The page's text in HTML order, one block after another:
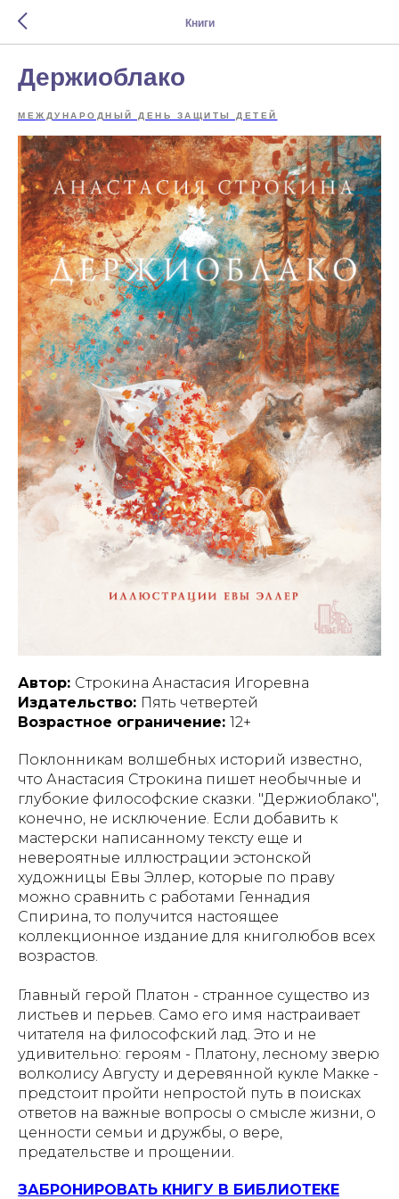
Книги
Держиоблако
МЕЖДУНАРОДНЫЙ ДЕНЬ ЗАЩИТЫ ДЕТЕЙ
Автор: Строкина Анастасия Игоревна
Издательство: Пять четвертей
Возрастное ограничение: 12+
Поклонникам волшебных историй известно,
что Анастасия Строкина пишет необычные и
глубокие философские сказки. "Держиоблако",
конечно, не исключение. Если добавить к
мастерски написанному тексту еще и
невероятные иллюстрации эстонской
художницы Евы Эллер, которые по праву
можно сравнить с работами Геннадия
Спирина, то получится настоящее
коллекционное издание для книголюбов всех
возрастов.
Главный герой Платон - странное существо из
листьев и перьев. Само его имя настраивает
читателя на философский лад. Это и не
удивительно: героям - Платону, лесному зверю
волколису Августу и деревянной кукле Макке -
предстоит пройти непростой путь в поисках
ответов на важные вопросы о смысле жизни, о
ценности семьи и дружбы, о вере,
предательстве и прощении.
ЗАБРОНИРОВАТЬ КНИГУ В БИБЛИОТЕКЕ